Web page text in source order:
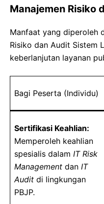
Manajemen Risiko
Manfaat yang diperoleh
Risiko dan Audit Sistem
keberlanjutan layanan
Bagi Peserta (Individu)
Sertifikasi Keahlian:
Memperoleh keahlian
spesialis dalam IT Risk
Management dan IT
Audit di lingkungan
PBJP.